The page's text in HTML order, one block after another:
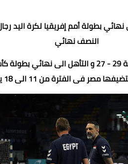
بطولة أمم إفريقيا لكرة اليد
النصف نهائي
فى الفترة من 11 الى 18 يوليو الجارى.